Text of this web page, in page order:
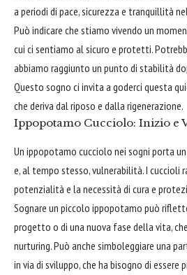
a periodi di pace, sicurezza e tranquillità
Può indicare che stiamo vivendo un
cui ci sentiamo al sicuro e protetti.
abbiamo raggiunto un punto di stabilità
Questo sogno ci invita a goderci questa
che deriva dal riposo e dalla rigenerazione.
Ippopotamo Cucciolo: Inizio e
Un ippopotamo cucciolo nei sogni porta
e, al tempo stesso, vulnerabilità. I cuccioli
potenzialità e la necessità di cura e
Sognare un piccolo ippopotamo può
progetto o di una nuova fase della vita,
nurturing. Può anche simboleggiare una
in via di sviluppo, che ha bisogno di